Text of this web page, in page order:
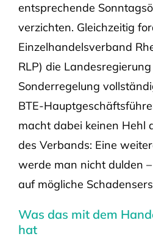
entsprechende
verzichten. Gleichzeitig
Einzelhandelsverband
RLP) die
Sonderregelung
BTE-
macht dabei keinen Hehl
des Verbands: Eine
werde man nicht dulden
auf mögliche
Was das mit dem
hat